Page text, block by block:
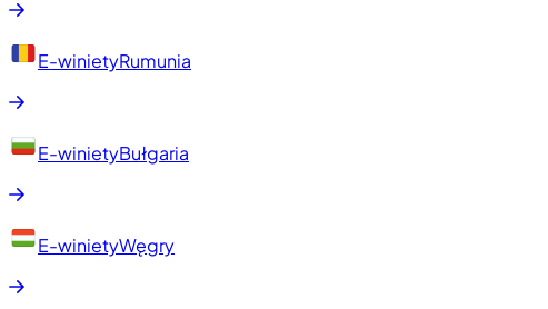
E-winietyRumunia
E-winietyBułgaria
E-winietyWęgry